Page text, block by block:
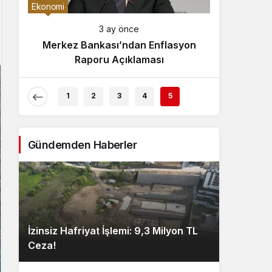
Gece Modu
Gece modunu seçin.
Sistem Modu
Sistem modunu seçin.
Ekonomi
3 ay önce
Merkez Bankası’ndan Enflasyon
Raporu Açıklaması
1 2 3 4 5
Gündemden Haberler
İzinsiz Hafriyat İşlemi: 9,3 Milyon TL
Ceza!